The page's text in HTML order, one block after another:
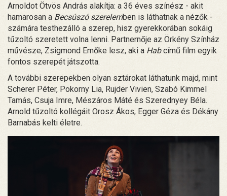
Arnoldot Ötvös András alakítja: a 36 éves színész - akit
hamarosan a Becsúszó szerelemben is láthatnak a nézők -
számára testhezálló a szerep, hisz gyerekkorában sokáig
tűzoltó szeretett volna lenni. Partnernője az Örkény Színház
művésze, Zsigmond Emőke lesz, aki a Habcímű film egyik
fontos szerepét játszotta.
A további szerepekben olyan sztárokat láthatunk majd, mint
Scherer Péter, Pokorny Lia, Rujder Vivien, Szabó Kimmel
Tamás, Csuja Imre, Mészáros Máté és Szerednyey Béla.
Arnold tűzoltó kollégáit Orosz Ákos, Egger Géza és Dékány
Barnabás kelti életre.